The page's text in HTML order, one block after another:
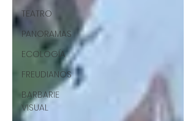
TEATRO
PANORAMAS
ECOLOGÍA
FREUDIANOS
BARBARIE
VISUAL